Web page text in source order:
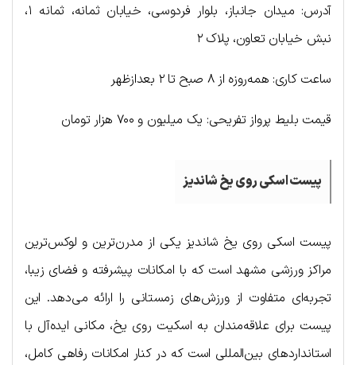
آدرس: میدان جانباز، بلوار فردوسی، خیابان ثمانه، ثمانه ۱،
نبش خیابان تعاون، پلاک ۲
ساعت کاری: همه‌روزه از ۸ صبح تا ۲ بعدازظهر
قیمت بلیط پرواز تفریحی: یک میلیون و ۷۰۰ هزار تومان
پیست اسکی روی یخ شاندیز
پیست اسکی روی یخ شاندیز یکی از مدرن‌ترین و لوکس‌ترین
مراکز ورزشی مشهد است که با امکانات پیشرفته و فضای زیبا،
تجربه‌ای متفاوت از ورزش‌های زمستانی را ارائه می‌دهد. این
پیست برای علاقه‌مندان به اسکیت روی یخ، مکانی ایده‌آل با
استانداردهای بین‌المللی است که در کنار امکانات رفاهی کامل،